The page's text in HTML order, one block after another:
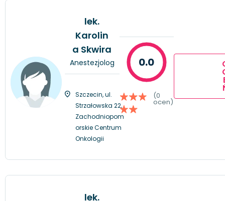
lek.
Karolin
a Skwira
Anestezjolog
Szczecin, ul.
Strzałowska 22,
Zachodniopom
orskie Centrum
Onkologii
0.0
(0
ocen)
lek.